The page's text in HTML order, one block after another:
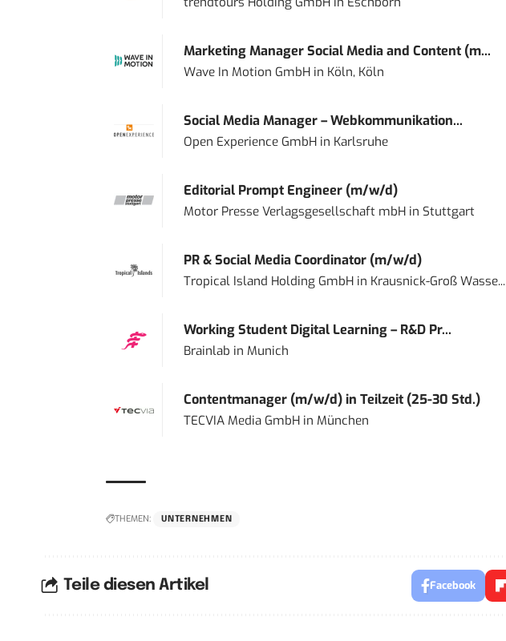
Marketing Manager Social Media and Content (m...
Wave In Motion GmbHin Köln, Köln
Social Media Manager – Webkommunikation...
Open Experience GmbHin Karlsruhe
Editorial Prompt Engineer (m/w/d)
Motor Presse Verlagsgesellschaft mbHin Stuttgart
PR & Social Media Coordinator (m/w/d)
Tropical Island Holding GmbHin Krausnick-Groß Wasse...
Working Student Digital Learning – R&D Pr...
Brainlab in Munich
Contentmanager (m/w/d) in Teilzeit (25-30 Std.)
TECVIA Media GmbHin München
THEMEN: UNTERNEHMEN
Teile diesen Artikel Facebook